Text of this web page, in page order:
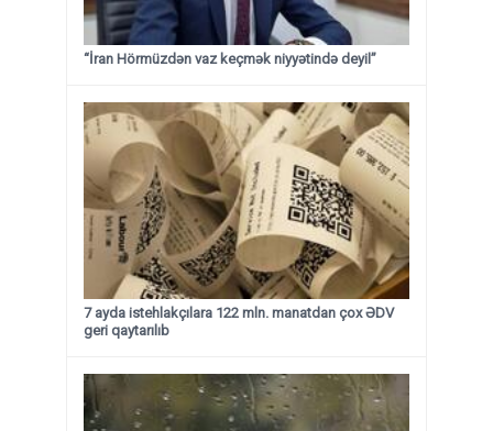
“İran Hörmüzdən vaz keçmək niyyətində deyil”
7 ayda istehlakçılara 122 mln. manatdan çox ƏDV
geri qaytarılıb